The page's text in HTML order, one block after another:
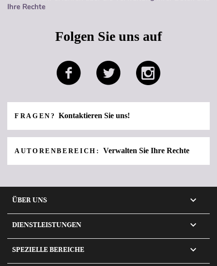
Ihre Rechte
Folgen Sie uns auf
FRAGEN?Kontaktieren Sie uns!
AUTORENBEREICH:Verwalten Sie Ihre Rechte
ÜBER UNS 
DIENSTLEISTUNGEN 
SPEZIELLE BEREICHE 